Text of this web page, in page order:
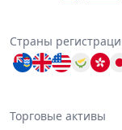
Страны
Торговые активы